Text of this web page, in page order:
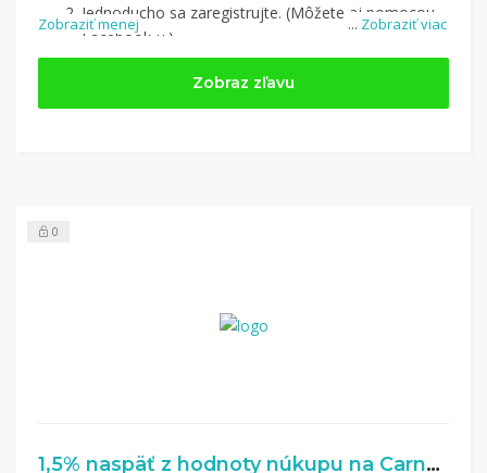
... Zobraziť viac
Jednoducho sa zaregistrujte. (Môžete aj pomocou
Facebook-u.)
Jednoducho sinájdite obchod, pomocou služby
(v ponuke je cca 1 500 obchodov).
Kliknite na tlačidlo „Nakupovať“.(Následne
Zobraziť menej
Zobraz zľavu
0
1,5% naspäť z hodnoty núkupu na Carneo.sk